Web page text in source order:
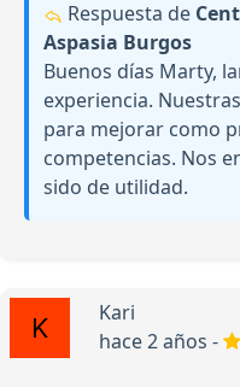
Respuesta de
Aspasia Burgos
Buenos días Marty,
experiencia.
para mejorar como
competencias. Nos
sido de utilidad.
Kari
hace 2 años -